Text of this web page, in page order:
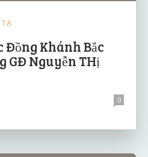
TẠ
Đồng Khánh Bắc
GĐ Nguyễn THị
0